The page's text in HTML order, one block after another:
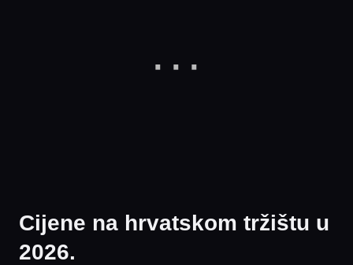
Cijene na hrvatskom tržištu u
2026.